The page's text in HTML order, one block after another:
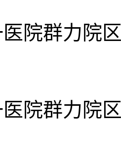
院群力院区
院群力院区